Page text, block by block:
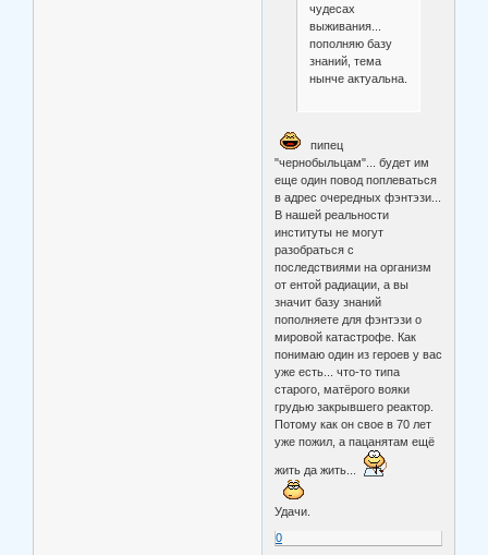
чудесах
выживания...
пополняю базу
знаний, тема
нынче актуальна.
пипец
"чернобыльцам"... будет им
еще один повод поплеваться
в адрес очередных фэнтэзи...
В нашей реальности
институты не могут
разобраться с
последствиями на организм
от ентой радиации, а вы
значит базу знаний
пополняете для фэнтэзи о
мировой катастрофе. Как
понимаю один из героев у вас
уже есть... что-то типа
старого, матёрого вояки
грудью закрывшего реактор.
Потому как он свое в 70 лет
уже пожил, а пацанятам ещё
жить да жить...
Удачи.
0